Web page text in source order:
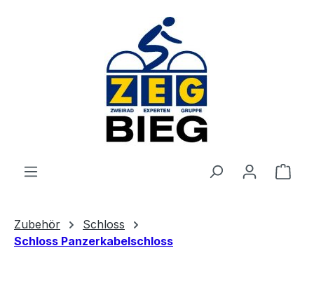
Zubehör
Schloss
Schloss Panzerkabelschloss